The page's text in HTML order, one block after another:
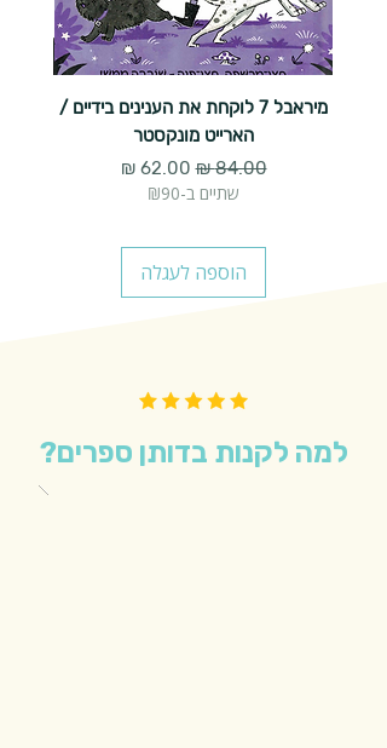
מיראבל 7 לוקחת את הענינים בידיים /
הארייט מונקסטר
מחיר רגיל‏84.00 ‏₪ מחיר מבצע
שתיים ב-₪90
הוספה לעגלה
למה לקנות בדותן ספרים?